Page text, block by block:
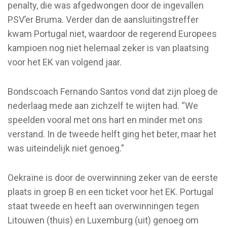
penalty, die was afgedwongen door de ingevallen
PSV’er Bruma. Verder dan de aansluitingstreffer
kwam Portugal niet, waardoor de regerend Europees
kampioen nog niet helemaal zeker is van plaatsing
voor het EK van volgend jaar.
Bondscoach Fernando Santos vond dat zijn ploeg de
nederlaag mede aan zichzelf te wijten had. “We
speelden vooral met ons hart en minder met ons
verstand. In de tweede helft ging het beter, maar het
was uiteindelijk niet genoeg.”
Oekraïne is door de overwinning zeker van de eerste
plaats in groep B en een ticket voor het EK. Portugal
staat tweede en heeft aan overwinningen tegen
Litouwen (thuis) en Luxemburg (uit) genoeg om